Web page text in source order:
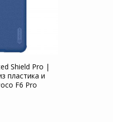
Shield Pro |
пластика и
F6 Pro